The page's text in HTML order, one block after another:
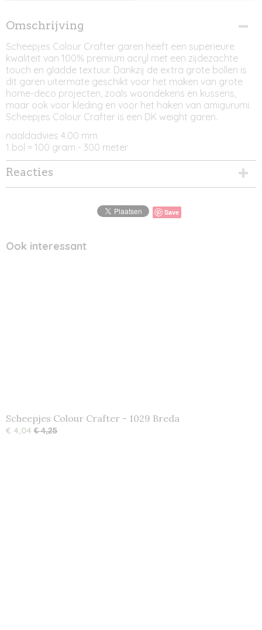
Omschrijving
Scheepjes Colour Crafter garen heeft een superieure
kwaliteit van 100% premium acryl met een zijdezachte
touch en gladde textuur. Dankzij de extra grote bollen is
dit garen uitermate geschikt voor het maken van grote
home-deco projecten, zoals woondekens en kussens,
maar ook voor kleding en voor het haken van amigurumi.
Scheepjes Colour Crafter is een DK weight garen.
naaldadvies 4.00 mm
1 bol = 100 gram - 300 meter
Reacties
Save
Ook interessant
Scheepjes Colour Crafter - 1029 Breda
€ 4,04 € 4,25